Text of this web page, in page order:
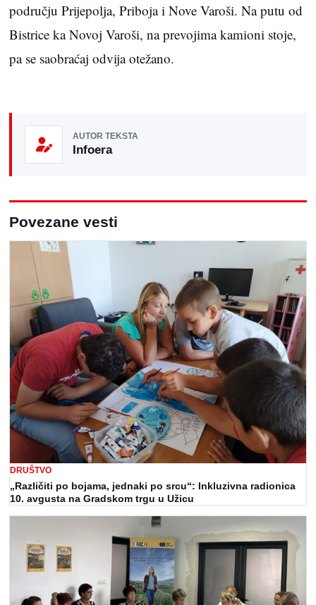
području Prijepolja, Priboja i Nove Varoši. Na putu od
Bistrice ka Novoj Varoši, na prevojima kamioni stoje,
pa se saobraćaj odvija otežano.
AUTOR TEKSTA
Infoera
Povezane vesti
DRUŠTVO
„Različiti po bojama, jednaki po srcu“: Inkluzivna radionica
10. avgusta na Gradskom trgu u Užicu